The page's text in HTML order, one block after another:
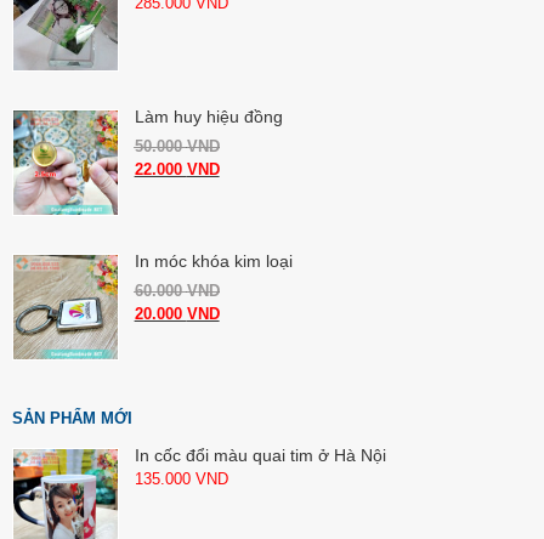
Làm huy hiệu đồng
50.000VND
22.000 VND
In móc khóa kim loại
60.000VND
20.000 VND
SẢN PHẨM MỚI
In cốc đổi màu quai tim ở Hà Nội
135.000 VND